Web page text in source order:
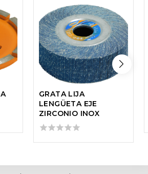
GRATA LIJA
LENGÜETA EJE
ZIRCONIO INOX
0